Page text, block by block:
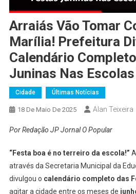
Arraiás Vão Tomar
Marília! Prefeitura
Calendário
Juninas Nas
Cidade Últimas Notícias
18 De Maio De 2025 Alan Teixeira
Por Redação JP Jornal O Popular
“Festa boa é no terreiro da escola!”
através da Secretaria Municipal da
divulgou o calendário completo das
agitar a cidade entre os meses de